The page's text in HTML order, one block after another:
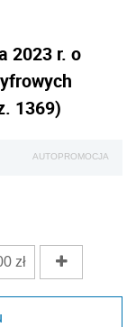
2023 r. o
1369)
AUTOPROMOCJA
zł